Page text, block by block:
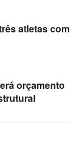
atletas com
orçamento